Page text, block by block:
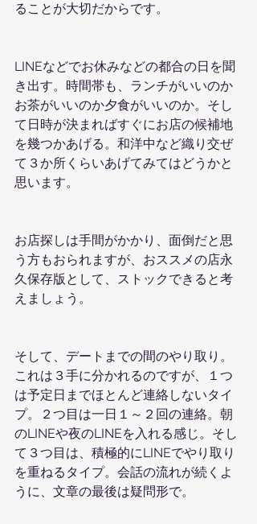
ることが大切だからです。
LINEなどでお休みなどの都合の日を聞
き出す。時間帯も、ランチがいいのか
お茶がいいのか夕食がいいのか。そし
て日時が決まればすぐにお店の候補地
を幾つかあげる。和洋中など織り交ぜ
て３か所くらいあげてみてはどうかと
思います。
お店探しは手間がかかり、面倒だと思
う方もおられますが、おススメの店永
久保存版として、ストックできると考
えましょう。
そして、デートまでの間のやり取り。
これは３手に分かれるのですが、１つ
は予定日までほとんど連絡しないタイ
プ。２つ目は一日１～２回の連絡。朝
のLINEや夜のLINEを入れる感じ。そし
て３つ目は、積極的にLINEでやり取り
を重ねるタイプ。会話の流れが続くよ
うに、文章の最後は疑問形で。